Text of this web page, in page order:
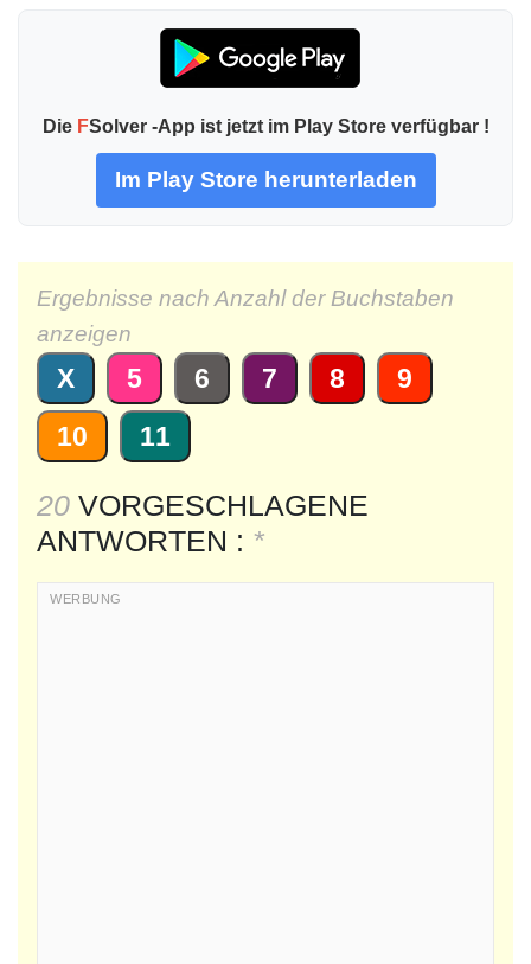
Die FSolver -App ist jetzt im Play Store verfügbar !
Im Play Store herunterladen
Ergebnisse nach Anzahl der Buchstaben
anzeigen
X 5 6 7 8
9
10
11
20 VORGESCHLAGENE
ANTWORTEN : *